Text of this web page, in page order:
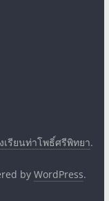
รียนท่าโพธิ์ศรีพิทยา.
by WordPress.